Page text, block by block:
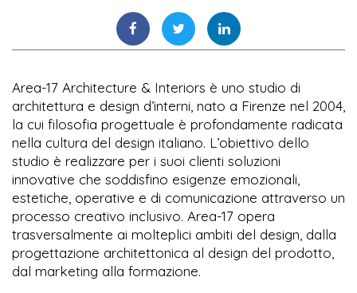
Area-17 Architecture & Interiors è uno studio di
architettura e design d’interni, nato a Firenze nel 2004,
la cui filosofia progettuale è profondamente radicata
nella cultura del design italiano. L’obiettivo dello
studio è realizzare per i suoi clienti soluzioni
innovative che soddisfino esigenze emozionali,
estetiche, operative e di comunicazione attraverso un
processo creativo inclusivo. Area-17 opera
trasversalmente ai molteplici ambiti del design, dalla
progettazione architettonica al design del prodotto,
dal marketing alla formazione.